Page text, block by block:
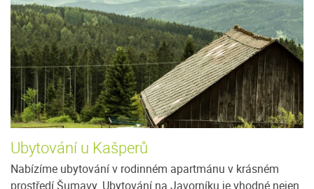
Ubytování u Kašperů
Nabízíme ubytování v rodinném apartmánu v krásném
prostředí Šumavy. Ubytování na Javorníku je vhodné nejen